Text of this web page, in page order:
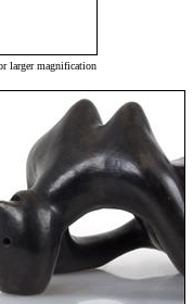
larger magnification